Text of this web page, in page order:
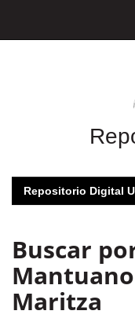
Repositorio Digital
Buscar
Maritza